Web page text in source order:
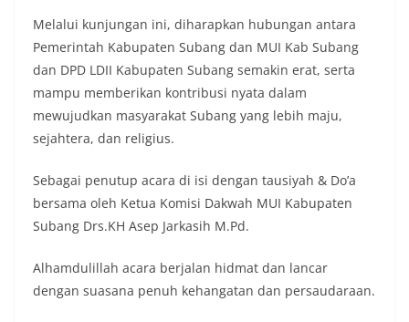
Melalui kunjungan ini, diharapkan hubungan antara
Pemerintah Kabupaten Subang dan MUI Kab Subang
dan DPD LDII Kabupaten Subang semakin erat, serta
mampu memberikan kontribusi nyata dalam
mewujudkan masyarakat Subang yang lebih maju,
sejahtera, dan religius.
Sebagai penutup acara di isi dengan tausiyah & Do’a
bersama oleh Ketua Komisi Dakwah MUI Kabupaten
Subang Drs.KH Asep Jarkasih M.Pd.
Alhamdulillah acara berjalan hidmat dan lancar
dengan suasana penuh kehangatan dan persaudaraan.